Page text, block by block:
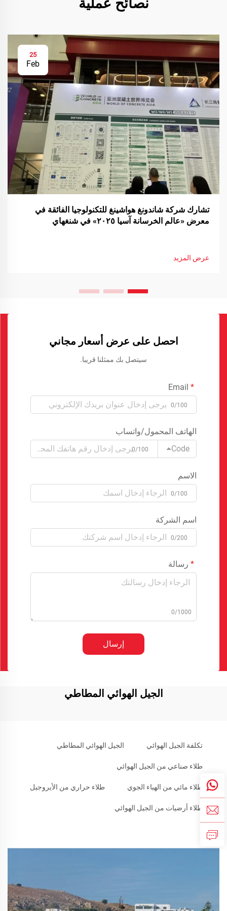
25
Feb
تشارك شركة شاندونغ هواشينغ للتكنولوجيا الفائقة في
معرض «عالم الخرسانة آسيا ٢٠٢٥» في شنغهاي
عرض المزيد
احصل على عرض أسعار مجاني
سيتصل بك ممثلنا قريبا.
0/100
الهاتف المحمول/واتساب
Code
0/100
الاسم
0/100
اسم الشركة
0/200
رسالة
0/1000
إرسال
الجيل الهوائي المطاطي
تكلفة الجيل الهوائي الجيل الهوائي المطاطي
طلاء صناعي من الجيل الهوائي
طلاء مائي من الهباء الجوي طلاء حراري من الأيروجيل
طلاء أرضيات من الجيل الهوائي